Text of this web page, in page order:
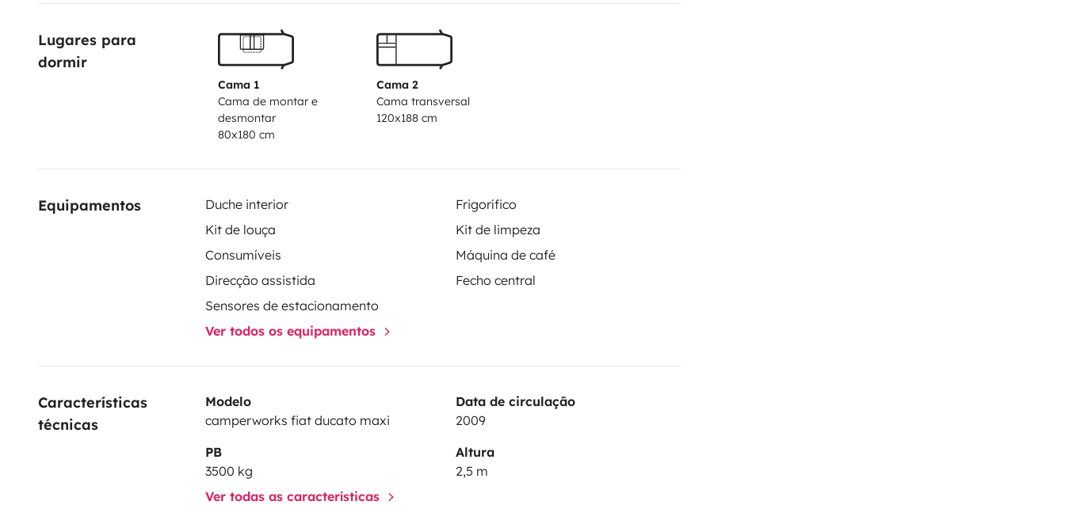
Lugares para
dormir
Cama 1
Cama de montar e
desmontar
80x180 cm
Cama 2
Cama transversal
120x188 cm
Equipamentos Duche interior
Frigorífico
Kit de louça
Kit de limpeza
Consumíveis
Máquina de café
Direcção assistida
Fecho central
Sensores de estacionamento
Ver todos os equipamentos
Características
técnicas
Modelo
camperworks fiat ducato maxi
Data de circulação
2009
PB
3500 kg
Altura
2,5 m
Ver todas as características